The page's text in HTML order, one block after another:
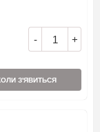
- +
З'ЯВИТЬСЯ